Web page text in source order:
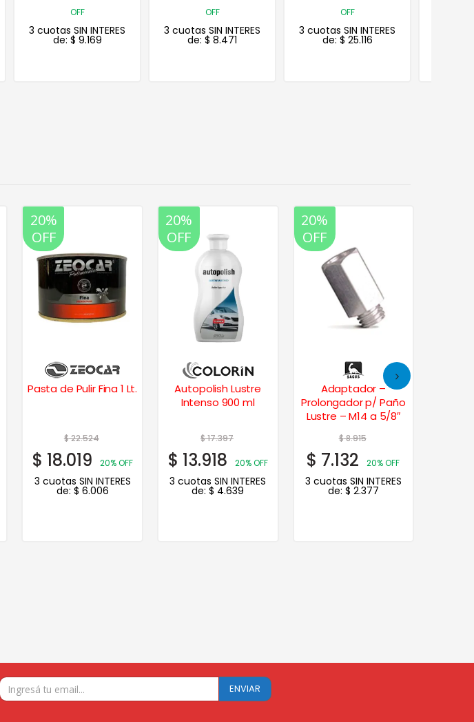
OFF
3 cuotas SIN INTERES
de: $ 8.471
OFF
3 cuotas SIN INTERES
de: $ 25.116
OFF
3 cuotas SIN INTERES
de: $4.639
20%
OFF
Pasta de Pulir Fina 1 Lt.
$22.524
$ 18.019 20% OFF
3 cuotas SIN INTERES
de: $ 6.006
20%
OFF
Autopolish Lustre
Intenso 900 ml
$17.397
$ 13.918 20% OFF
3 cuotas SIN INTERES
de:$ 4.639
20%
OFF
Adaptador –
Prolongador p/ Paño
Lustre – M14 a 5/8″
$8.915
$ 7.132 20% OFF
3 cuotas SIN INTERES
de: $ 2.377